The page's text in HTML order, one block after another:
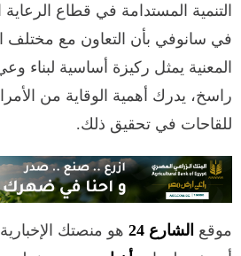
التنمية المستدامة في قطاع
في سانوفي بأن التعاون مع
المعنية يمثل ركيزة أساسية
راسخ، يدرك أهمية الوقاية من
للقاحات في تحقيق ذلك.
موقع الشارع 24
هو منصتك